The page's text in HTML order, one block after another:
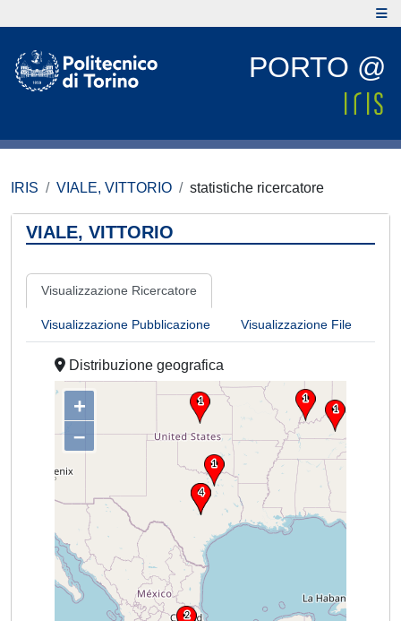
PORTO @
IRIS VIALE, VITTORIO statistiche ricercatore
VIALE, VITTORIO
Visualizzazione Ricercatore
Visualizzazione Pubblicazione Visualizzazione File
Distribuzione geografica
+
–